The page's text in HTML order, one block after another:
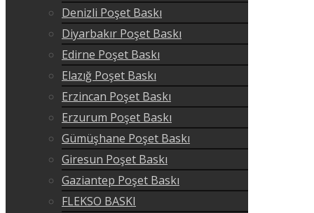
Denizli Poşet Baskı
Diyarbakır Poşet Baskı
Edirne Poşet Baskı
Elazığ Poşet Baskı
Erzincan Poşet Baskı
Erzurum Poşet Baskı
Gümüşhane Poşet Baskı
Giresun Poşet Baskı
Gaziantep Poşet Baskı
FLEKSO BASKI